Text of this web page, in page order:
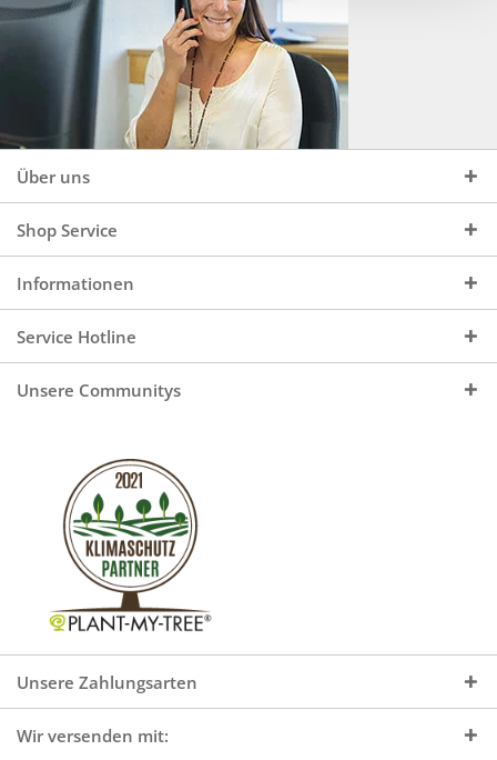
Über uns
Shop Service
Informationen
Service Hotline
Unsere Communitys
Unsere Zahlungsarten
Wir versenden mit: